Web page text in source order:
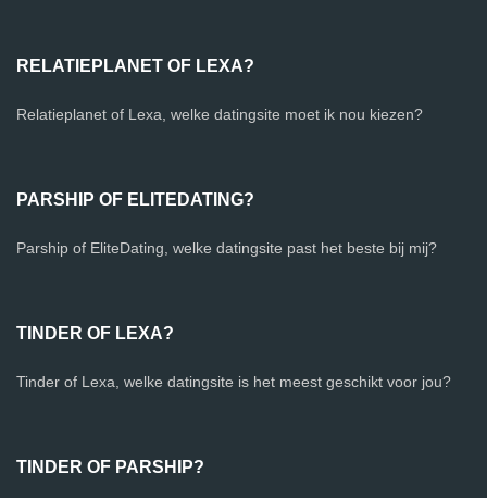
RELATIEPLANET OF LEXA?
Relatieplanet of Lexa, welke datingsite moet ik nou kiezen?
PARSHIP OF ELITEDATING?
Parship of EliteDating, welke datingsite past het beste bij mij?
TINDER OF LEXA?
Tinder of Lexa, welke datingsite is het meest geschikt voor jou?
TINDER OF PARSHIP?